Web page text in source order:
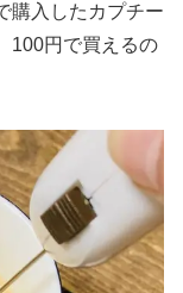
購入したカプチー
100円で買えるの